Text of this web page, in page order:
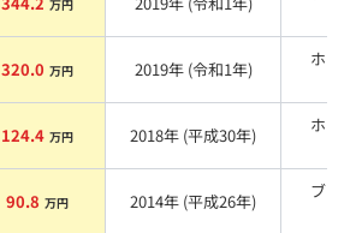
万円
320.0 万円 2019年 (令和1年)
ホワ
124.4 万円 2018年 (平成30年)
ホワ
90.8 万円 2014年 (平成26年)
ブラ